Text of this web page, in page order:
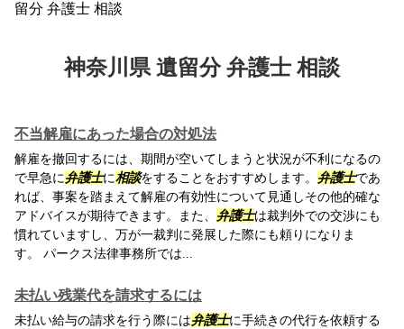
留分 弁護士 相談
神奈川県 遺留分 弁護士 相談
不当解雇にあった場合の対処法
解雇を撤回するには、期間が空いてしまうと状況が不利になるの
で早急に弁護士に相談をすることをおすすめします。 弁護士であ
れば、事案を踏まえて解雇の有効性について見通しその他的確な
アドバイスが期待できます。また、 弁護士は裁判外での交渉にも
慣れていますし、万が一裁判に発展した際にも頼りになりま
す。 パークス法律事務所では...
未払い残業代を請求するには
未払い給与の請求を行う際には弁護士に手続きの代行を依頼する